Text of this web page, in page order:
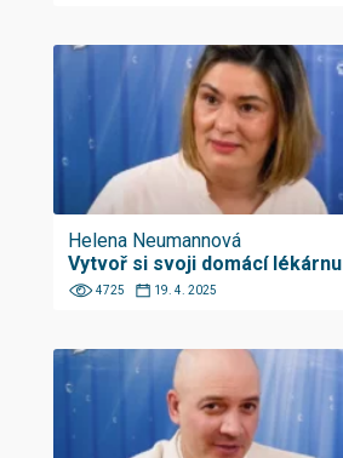
Helena Neumannová
Vytvoř si svoji domácí lékárnu
4725 19. 4. 2025